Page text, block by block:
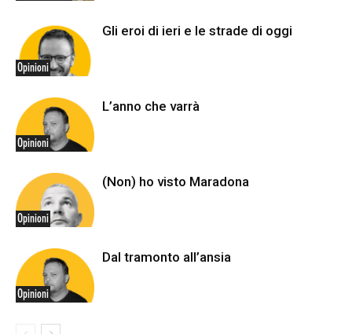
Opinioni
Gli eroi di ieri e le strade di oggi
Opinioni
L’anno che varrà
Opinioni
(Non) ho visto Maradona
Opinioni
Dal tramonto all’ansia